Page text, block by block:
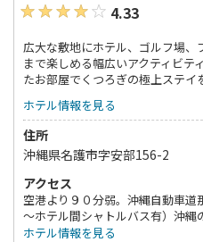
4.33
広大な敷地にホテル、ゴルフ場
まで楽しめる幅広いアクティビテ
たお部屋でくつろぎの極上ステイ
ホテル情報を見る
住所
沖縄県名護市字安部156-2
アクセス
空港より９０分弱。沖縄自動車
～ホテル間シャトルバス有）沖
ホテル情報を見る